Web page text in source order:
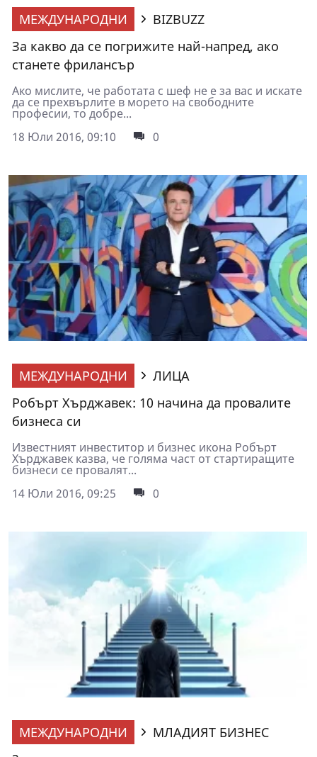
МЕЖДУНАРОДНИ
BIZBUZZ
За какво да се погрижите най-напред, ако
станете фрилансър
Ако мислите, че работата с шеф не е за вас и искате
да се прехвърлите в морето на свободните
професии, то добре...
18 Юли 2016, 09:10
0
МЕЖДУНАРОДНИ
ЛИЦА
Робърт Хърджавек: 10 начина да провалите
бизнеса си
Известният инвеститор и бизнес икона Робърт
Хърджавек казва, че голяма част от стартиращите
бизнеси се провалят...
14 Юли 2016, 09:25
0
МЕЖДУНАРОДНИ
МЛАДИЯТ БИЗНЕС